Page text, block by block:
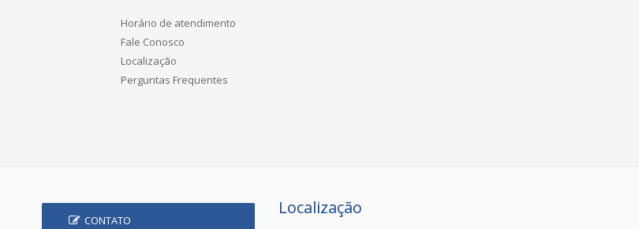
Horário de atendimento
Fale Conosco
Localização
Perguntas Frequentes
CONTATO
Localização